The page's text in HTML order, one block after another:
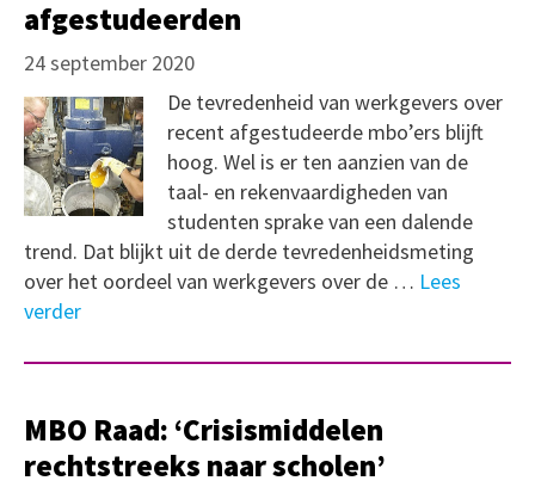
afgestudeerden
24 september 2020
De tevredenheid van werkgevers over
recent afgestudeerde mbo’ers blijft
hoog. Wel is er ten aanzien van de
taal- en rekenvaardigheden van
studenten sprake van een dalende
trend. Dat blijkt uit de derde tevredenheidsmeting
over het oordeel van werkgevers over de … Lees
verder
MBO Raad: ‘Crisismiddelen
rechtstreeks naar scholen’